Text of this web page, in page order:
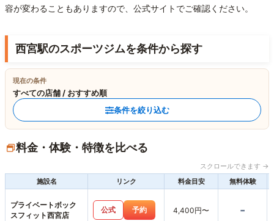
容が変わることもありますので、公式サイトでご確認ください。
西宮駅のスポーツジムを条件から探す
現在の条件
すべての店舗 / おすすめ順
条件を絞り込む
料金・体験・特徴を比べる
スクロールできます →
施設名
リンク 料金目安 無料体験
プライベートボック
スフィット西宮店
公式 予約 4,400円〜 -